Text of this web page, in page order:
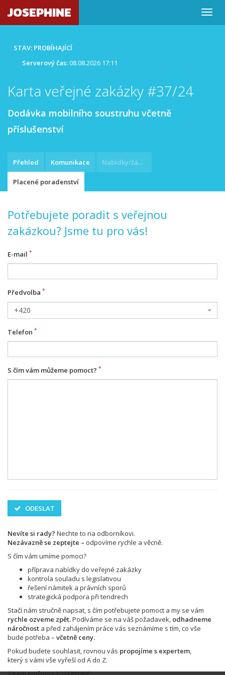
JOSEPHINE
STAV: PROBÍHAJÍCÍ
Serverový čas:08.08.2026 17:11
Karta veřejné zakázky #37/24
Dodávka mobilního soustruhu včetně
příslušenství
Přehled Komunikace Nabídky/žádosti
Placené poradenství
Potřebujete poradit s veřejnou
zakázkou? Jsme tu pro vás!
E-mail
Předvolba
+420
Telefon
S čím vám můžeme pomoct?
ODESLAT
Nevíte si rady? Nechte to na odborníkovi.
Nezávazně se zeptejte – odpovíme rychle a věcně.
S čím vám umíme pomoci?
příprava nabídky do veřejné zakázky
kontrola souladu s legislativou
řešení námitek a právních sporů
strategická podpora při tendrech
Stačí nám stručně napsat, s čím potřebujete pomoct a my se vám
rychle ozveme zpět.Podíváme se na váš požadavek, odhadneme
náročnost a před zahájením práce vás seznámíme s tím, co vše
bude potřeba – včetně ceny.
Pokud budete souhlasit, rovnou vás propojíme s expertem,
který s vámi vše vyřeší od A do Z.